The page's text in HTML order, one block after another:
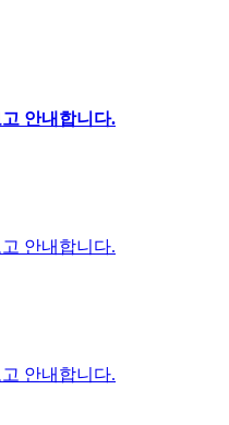
안내합니다.
안내합니다.
안내합니다.